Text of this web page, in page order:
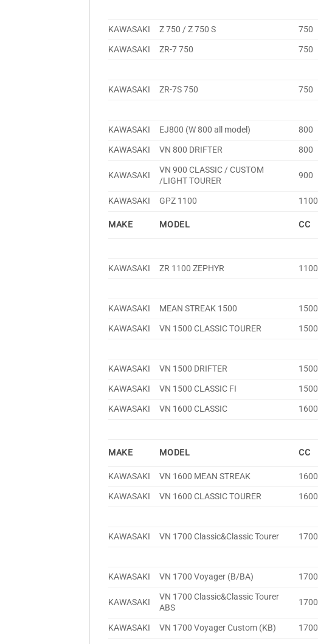
KAWASAKI
Z 750 / Z 750 S 750
KAWASAKI
ZR-7 750 750
KAWASAKI
ZR-7S 750 750
KAWASAKI
EJ800 (W 800 all model) 800
KAWASAKI
VN 800 DRIFTER 800
KAWASAKI
VN 900 CLASSIC / CUSTOM
/LIGHT TOURER
900
KAWASAKI GPZ 1100 1100
MAKE MODEL CC
KAWASAKI
ZR 1100 ZEPHYR 1100
KAWASAKI
MEAN STREAK 1500 1500
KAWASAKI
VN 1500 CLASSIC TOURER 1500
KAWASAKI
VN 1500 DRIFTER 1500
KAWASAKI
VN 1500 CLASSIC FI 1500
KAWASAKI
VN 1600 CLASSIC 1600
MAKE MODEL CC
KAWASAKI VN 1600 MEAN STREAK 1600
KAWASAKI
VN 1600 CLASSIC TOURER 1600
KAWASAKI
VN 1700 Classic&Classic Tourer 1700
KAWASAKI
VN 1700 Voyager (B/BA) 1700
KAWASAKI
VN 1700 Classic&Classic Tourer
ABS
1700
KAWASAKI VN 1700 Voyager Custom (KB) 1700